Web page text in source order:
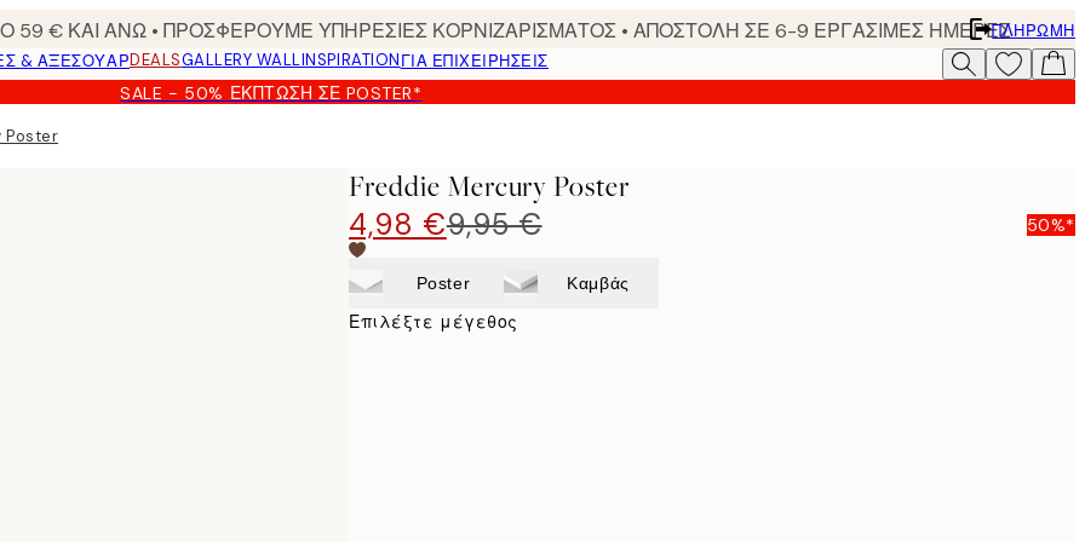
€ ΚΑΙ ΑΝΩ • ΠΡΟΣΦΕΡΟΥΜΕ ΥΠΗΡΕΣΙΕΣ ΚΟΡΝΙΖΑΡΙΣΜΑΤΟΣ • ΑΠΟΣΤΟΛΗ ΣΕ 6-9 ΕΡΓΑΣΙΜΕΣ ΗΜΕΡΕΣΠΛΗΡΩΜΉ
& ΑΞΕΣΟΥΆΡDEALSGALLERY WALLINSPIRATIONΓΙΑ ΕΠΙΧΕΙΡΗΣΕΙΣ
SALE - 50% ΈΚΠΤΩΣΗ ΣΕ POSTER*
Poster
Freddie Mercury Poster
4,98 €9,95 € 50%*
Poster Καμβάς
Επιλέξτε μέγεθος